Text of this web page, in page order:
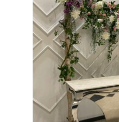
후기가 도움이 되었나요?
이승주, 이은혜 계약후기
2026-05-29 76명 읽음